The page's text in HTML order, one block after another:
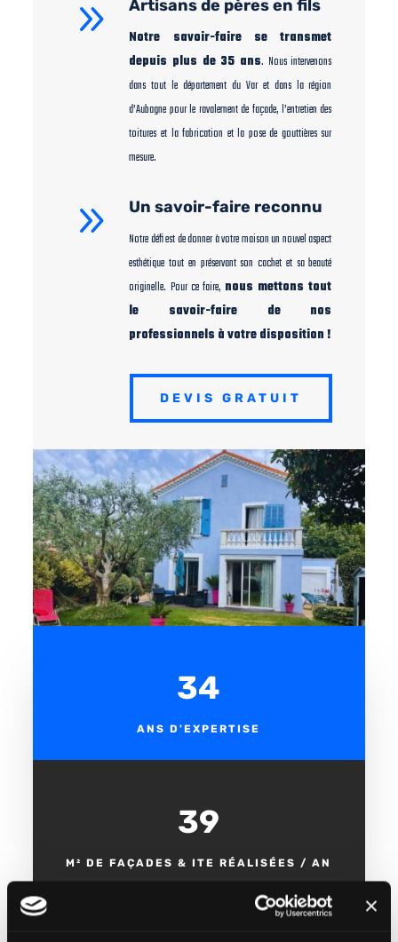
9 Artisans de pères en fils
Notre savoir-faire se transmet
depuis plus de 35 ans. Nous intervenons
dans tout le département du Var et dans la région
d’Aubagne pour le ravalement de façade, l’entretien des
toitures et la fabrication et la pose de gouttières sur
mesure.
9 Un savoir-faire reconnu
Notre défi est de donner à votre maison un nouvel aspect
esthétique tout en préservant son cachet et sa beauté
originelle. Pour ce faire, nous mettons tout
le savoir-faire de nos
professionnels à votre disposition !
DEVIS GRATUIT
35
ANS D'EXPERTISE
40 000
M² DE FAÇADES & ITE RÉALISÉES / AN